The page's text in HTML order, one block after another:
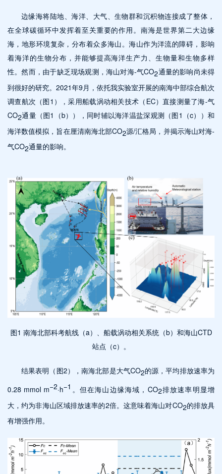
边缘海将陆地、海洋、大气、生物群和沉积物连接成了整体，
在全球碳循环中发挥着至关重要的作用。南海是世界第二大边缘
海，地形环境复杂，分布着众多海山。海山作为洋流的障碍，影响
着海洋的生物分布，并能够提高海洋生产力、生物量和生物多样
性。然而，由于缺乏现场观测，海山对海-气CO2通量的影响尚未得
到很好的研究。2021年9月，依托我实验室开展的南海中部综合航次
调查航次（图1），采用船载涡动相关技术（EC）直接测量了海-气
CO2通量（图1（b）），同时辅以海洋温盐深观测（图1（c））和
海洋数值模拟，旨在厘清南海北部CO2源/汇格局，并揭示海山对海-
气CO2通量的影响。
图1 南海北部科考航线（a）、船载涡动相关系统（b）和海山CTD
站点（c）。
结果表明（图2），南海北部是大气CO2的源，平均排放速率为
0.28 mmol m−2·h−1 。但在海山边缘海域，CO2排放速率明显增
大，约为非海山区域排放速率的2倍。这意味着海山对CO2的排放具
有增强作用。